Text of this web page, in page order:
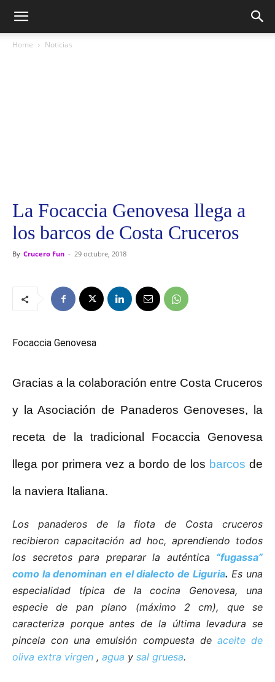
Home Noticias
La Focaccia Genovesa llega a
los barcos de Costa Cruceros
By Crucero Fun - 29 octubre, 2018
Focaccia Genovesa
Gracias a la colaboración entre Costa Cruceros
y la Asociación de Panaderos Genoveses, la
receta de la tradicional Focaccia Genovesa
llega por primera vez a bordo de los barcos de
la naviera Italiana.
Los panaderos de la flota de Costa cruceros
recibieron capacitación ad hoc, aprendiendo todos
los secretos para preparar la auténtica “fugassa”
como la denominan en el dialecto de Liguria. Es una
especialidad típica de la cocina Genovesa, una
especie de pan plano (máximo 2 cm), que se
caracteriza porque antes de la última levadura se
pincela con una emulsión compuesta de aceite de
oliva extra virgen , agua y sal gruesa.